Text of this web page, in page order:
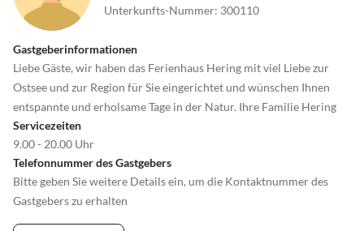
Unterkunfts-Nummer: 300110
Gastgeberinformationen
Liebe Gäste, wir haben das Ferienhaus Hering mit viel Liebe zur
Ostsee und zur Region für Sie eingerichtet und wünschen Ihnen
entspannte und erholsame Tage in der Natur. Ihre Familie Hering
Servicezeiten
9.00 - 20.00 Uhr
Telefonnummer des Gastgebers
Bitte geben Sie weitere Details ein, um die Kontaktnummer des
Gastgebers zu erhalten